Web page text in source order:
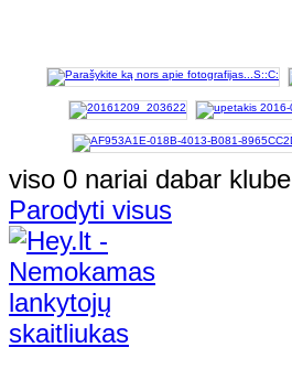
viso 0 nariai dabar klube
Parodyti visus